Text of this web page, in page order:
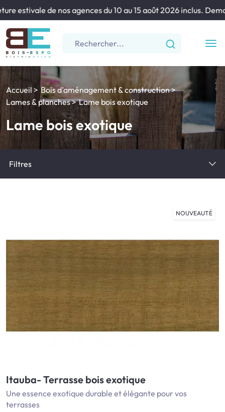
estivale de nos agences du 10 au 15 août 2026 inclus.
Accueil
Bois d’aménagement & construction
Lames & planches
Lame bois exotique
Lame bois exotique
Filtres
NOUVEAUTÉ
Itauba- Terrasse bois exotique
Une essence exotique durable et élégante pour vos
terrasses